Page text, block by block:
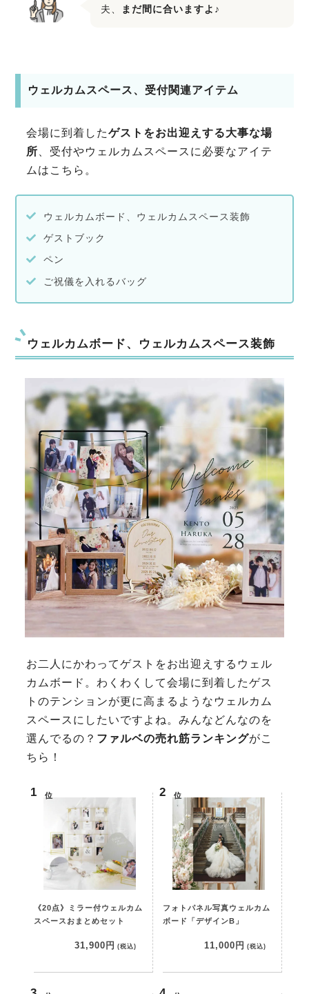
夫、
まだ間に合いますよ ♪
ウェルカムスペース、受付関連アイテム
会場に到着したゲストをお出迎えする大事な場
所、受付やウェルカムスペースに必要なアイテ
ムはこちら。
ウェルカムボード、ウェルカムスペース装飾
ゲストブック
ペン
ご祝儀を入れるバッグ
ウェルカムボード、ウェルカムスペース装飾
お二人にかわってゲストをお出迎えするウェル
カムボード。わくわくして会場に到着したゲス
トのテンションが更に高まるようなウェルカム
スペースにしたいですよね。みんなどんなのを
選んでるの？ ファルベの売れ筋ランキングがこ
ちら！
位
《20点》ミラー付ウェルカム
スペースおまとめセット
31,900円 (税込)
位
フォトパネル写真ウェルカム
ボード「デザインB」
11,000円 (税込)